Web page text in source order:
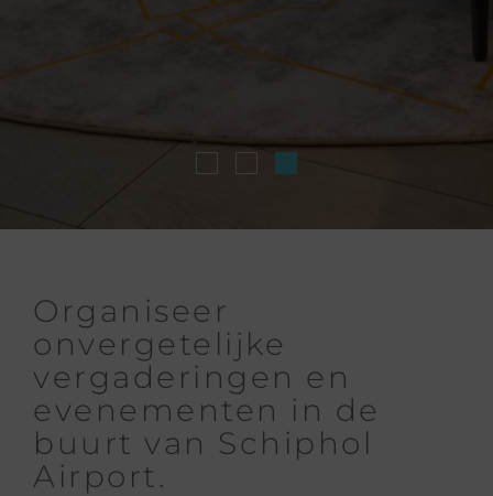
Organiseer
onvergetelijke
vergaderingen en
evenementen in de
buurt van Schiphol
Airport.